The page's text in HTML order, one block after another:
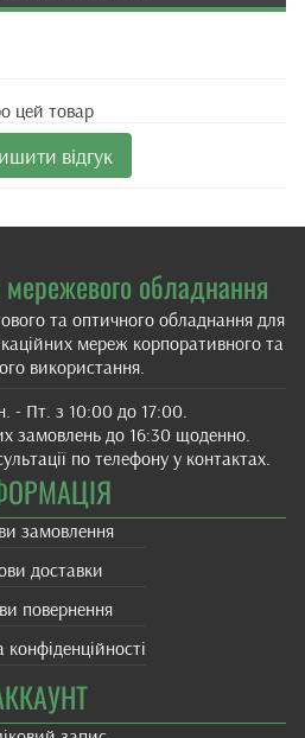
цей товар
відгук
мережевого обладнання
та оптичного обладнання для
мереж корпоративного та
використання.
- Пт. з 10:00 до 17:00.
замовлень до 16:30 щоденно.
по телефону у контактах.
замовлення
доставки
повернення
конфіденційності